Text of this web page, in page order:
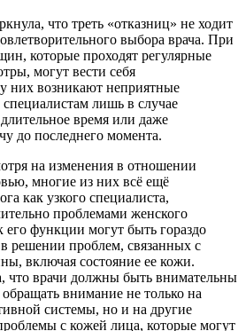
что треть «отказниц» не ходит
выбора врача. При
которые проходят регулярные
могут вести себя
них возникают неприятные
лишь в случае
время или даже
до последнего момента.
на изменения в отношении
многие из них всё ещё
как узкого специалиста,
проблемами женского
его функции могут быть гораздо
решении проблем, связанных с
включая состояние ее кожи.
что врачи должны быть внимательны
внимание не только на
системы, но и на другие
с кожей лица, которые могут